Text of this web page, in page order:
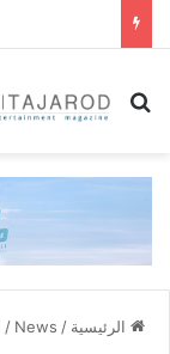
بحث عن
الرئيسية /
News
/